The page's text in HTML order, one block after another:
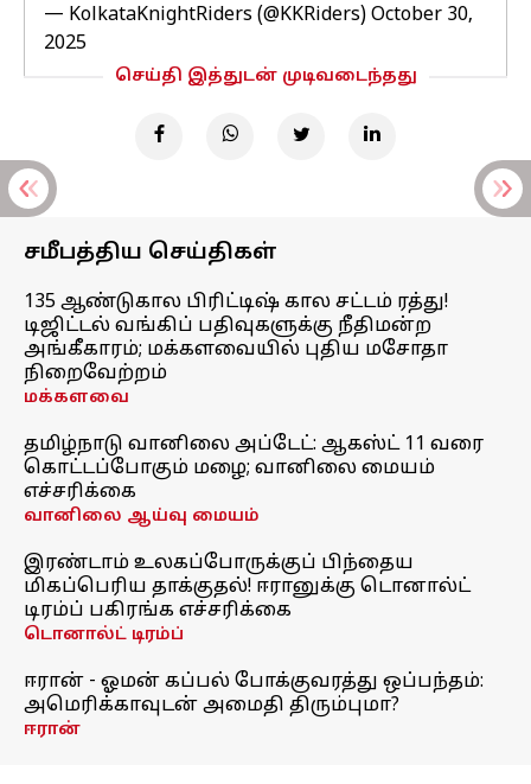
— KolkataKnightRiders (@KKRiders) October 30,
2025
செய்தி இத்துடன் முடிவடைந்தது
சமீபத்திய செய்திகள்
135 ஆண்டுகால பிரிட்டிஷ் கால சட்டம் ரத்து!
டிஜிட்டல் வங்கிப் பதிவுகளுக்கு நீதிமன்ற
அங்கீகாரம்; மக்களவையில் புதிய மசோதா
நிறைவேற்றம்
மக்களவை
தமிழ்நாடு வானிலை அப்டேட்: ஆகஸ்ட் 11 வரை
கொட்டப்போகும் மழை; வானிலை மையம்
எச்சரிக்கை
வானிலை ஆய்வு மையம்
இரண்டாம் உலகப்போருக்குப் பிந்தைய
மிகப்பெரிய தாக்குதல்! ஈரானுக்கு டொனால்ட்
டிரம்ப் பகிரங்க எச்சரிக்கை
டொனால்ட் டிரம்ப்
ஈரான் - ஓமன் கப்பல் போக்குவரத்து ஒப்பந்தம்:
அமெரிக்காவுடன் அமைதி திரும்புமா?
ஈரான்